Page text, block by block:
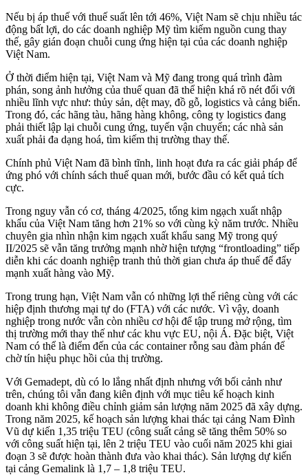
Nếu bị áp thuế với thuế suất lên tới 46%, Việt Nam sẽ chịu nhiều tác
động bất lợi, do các doanh nghiệp Mỹ tìm kiếm nguồn cung thay
thế, gây gián đoạn chuỗi cung ứng hiện tại của các doanh nghiệp
Việt Nam.
Ở thời điểm hiện tại, Việt Nam và Mỹ đang trong quá trình đàm
phán, song ảnh hưởng của thuế quan đã thể hiện khá rõ nét đối với
nhiều lĩnh vực như: thủy sản, dệt may, đồ gỗ, logistics và cảng biển.
Trong đó, các hãng tàu, hãng hàng không, công ty logistics đang
phải thiết lập lại chuỗi cung ứng, tuyến vận chuyển; các nhà sản
xuất phải đa dạng hoá, tìm kiếm thị trường thay thế.
Chính phủ Việt Nam đã bình tĩnh, linh hoạt đưa ra các giải pháp để
ứng phó với chính sách thuế quan mới, bước đầu có kết quả tích
cực.
Trong nguy vẫn có cơ, tháng 4/2025, tổng kim ngạch xuất nhập
khẩu của Việt Nam tăng hơn 21% so với cùng kỳ năm trước. Nhiều
chuyên gia nhìn nhận kim ngạch xuất khẩu sang Mỹ trong quý
II/2025 sẽ vẫn tăng trưởng mạnh nhờ hiện tượng “frontloading” tiếp
diễn khi các doanh nghiệp tranh thủ thời gian chưa áp thuế để đẩy
mạnh xuất hàng vào Mỹ.
Trong trung hạn, Việt Nam vẫn có những lợi thế riêng cùng với các
hiệp định thương mại tự do (FTA) với các nước. Vì vậy, doanh
nghiệp trong nước vẫn còn nhiều cơ hội để tập trung mở rộng, tìm
thị trường mới thay thế như các khu vực EU, nội Á. Đặc biệt, Việt
Nam có thể là điểm đến của các container rỗng sau đàm phán để
chờ tín hiệu phục hồi của thị trường.
Với Gemadept, dù có lo lắng nhất định nhưng với bối cảnh như
trên, chúng tôi vẫn đang kiên định với mục tiêu kế hoạch kinh
doanh khi không điều chỉnh giảm sản lượng năm 2025 đã xây dựng.
Trong năm 2025, kế hoạch sản lượng khai thác tại cảng Nam Đình
Vũ dự kiến 1,35 triệu TEU (công suất cảng sẽ tăng thêm 50% so
với công suất hiện tại, lên 2 triệu TEU vào cuối năm 2025 khi giai
đoạn 3 sẽ được hoàn thành đưa vào khai thác). Sản lượng dự kiến
tại cảng Gemalink là 1,7 – 1,8 triệu TEU.